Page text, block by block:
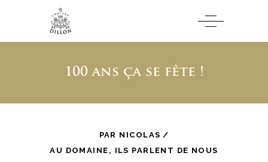
100 ans ça se fête !
PAR NICOLAS
AU DOMAINE , ILS PARLENT DE NOUS